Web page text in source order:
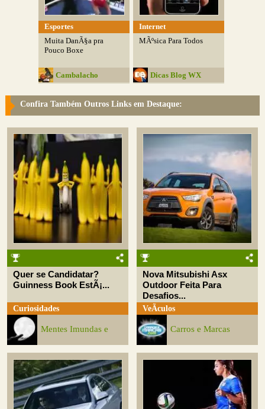
Esportes
Muita DanÃ§a pra
Pouco Boxe
Cambalacho
Internet
MÃºsica Para Todos
Dicas Blog WX
Confira Também Outros Links em Destaque:
Quer se Candidatar?
Guinness Book EstÃ¡...
Curiosidades
Mentes Imundas e
Nova Mitsubishi Asx
Outdoor Feita Para
Desafios...
VeÃ­culos
Carros e Marcas